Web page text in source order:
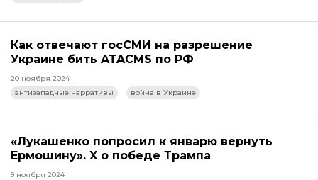
Как отвечают госСМИ на разрешение
Украине бить ATACMS по РФ
20 ноября 2024
антизападные нарративы
война в Украине
«Лукашенко попросил к январю вернуть
Ермошину». X о победе Трампа
9 ноября 2024